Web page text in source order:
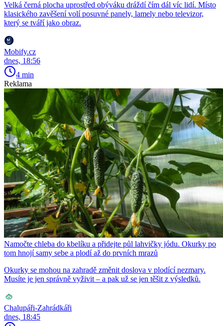
Velká černá plocha uprostřed obýváku dráždí čím dál víc lidí. Místo
klasického zavěšení volí posuvné panely, lamely nebo televizor,
který se tváří jako obraz.
Mobify.cz
dnes, 18:56
4 min
Reklama
Namočte chleba do kbelíku a přidejte půl lahvičky jódu. Okurky po
tom hnojí samy sebe a plodí až do prvních mrazů
Okurky se mohou na zahradě změnit doslova v plodící nezmary.
Musíte je jen správně vyživit – a pak už se jen těšit z výsledků.
Chalupáři-Zahrádkáři
dnes, 18:45